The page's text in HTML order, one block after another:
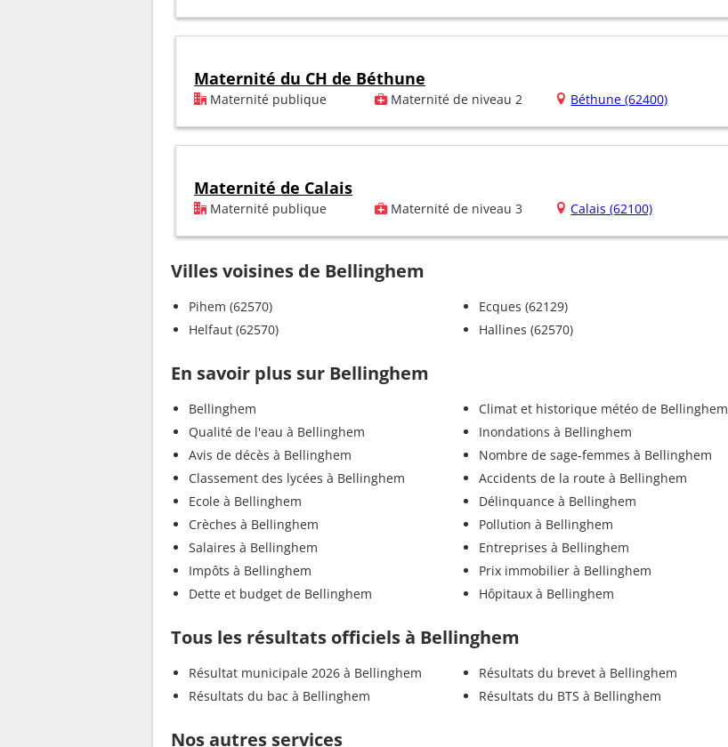
Maternité du CH de Béthune
Maternité publique Maternité de niveau 2 Béthune (62400)
Maternité de Calais
Maternité publique Maternité de niveau 3 Calais (62100)
Villes voisines de Bellinghem
Pihem (62570)
Helfaut (62570)
Ecques (62129)
Hallines (62570)
En savoir plus sur Bellinghem
Bellinghem
Qualité de l'eau à Bellinghem
Avis de décès à Bellinghem
Classement des lycées à Bellinghem
Ecole à Bellinghem
Crèches à Bellinghem
Salaires à Bellinghem
Impôts à Bellinghem
Dette et budget de Bellinghem
Climat et historique météo de Bellinghem
Inondations à Bellinghem
Nombre de sage-femmes à Bellinghem
Accidents de la route à Bellinghem
Délinquance à Bellinghem
Pollution à Bellinghem
Entreprises à Bellinghem
Prix immobilier à Bellinghem
Hôpitaux à Bellinghem
Tous les résultats officiels à Bellinghem
Résultat municipale 2026 à Bellinghem
Résultats du bac à Bellinghem
Résultats du brevet à Bellinghem
Résultats du BTS à Bellinghem
Nos autres services